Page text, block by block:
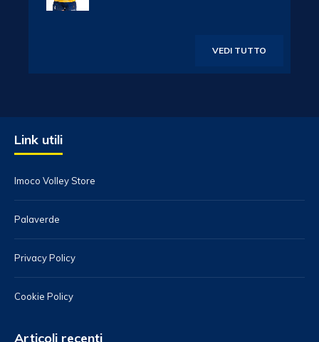
VEDI TUTTO
Link utili
Imoco Volley Store
Palaverde
Privacy Policy
Cookie Policy
Articoli recenti